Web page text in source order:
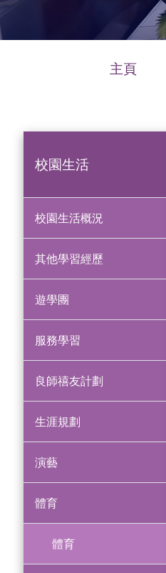
主頁
校園生活
校園生活概況
其他學習經歷
遊學團
服務學習
良師禧友計劃
生涯規劃
演藝
體育
體育